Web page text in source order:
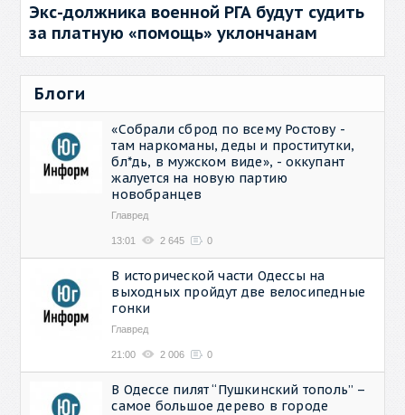
Экс-должника военной РГА будут судить
за платную «помощь» уклончанам
Блоги
«Собрали сброд по всему Ростову -
там наркоманы, деды и проститутки,
бл*дь, в мужском виде», - оккупант
жалуется на новую партию
новобранцев
Главред
13:01 2 645 0
В исторической части Одессы на
выходных пройдут две велосипедные
гонки
Главред
21:00 2 006 0
В Одессе пилят “Пушкинский тополь” –
самое большое дерево в городе